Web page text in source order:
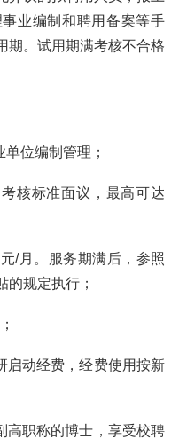
业编制和聘用备案等手
期。试用期满考核不合格
位编制管理；
核标准面议，最高可达
/月。服务期满后，参照
的规定执行；
启动经费，经费使用按新
高职称的博士，享受校聘